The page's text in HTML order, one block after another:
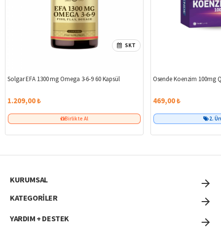
SKT
Solgar EFA 1300 mg Omega 3-6-9 60 Kapsül
1.209,00 ₺
Birlikte Al
Osende Koenzim 100mg
469,00 ₺
2.
KURUMSAL
KATEGORİLER
YARDIM + DESTEK